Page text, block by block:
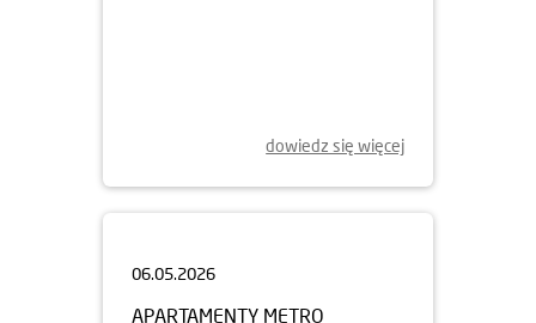
dowiedz się więcej
APARTAMENTY METRO
WILANOWSKA - NOWA